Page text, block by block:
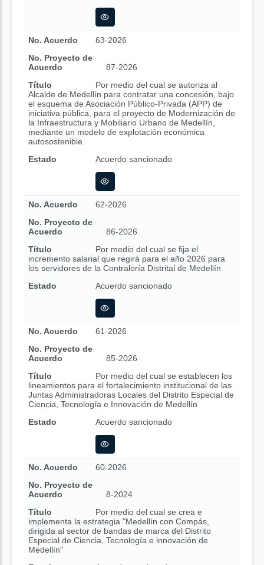
No. Acuerdo
63-2026
No. Proyecto de
Acuerdo
87-2026
Título
Por medio del cual se autoriza al
Alcalde de Medellín para contratar una concesión, bajo
el esquema de Asociación Público-Privada (APP) de
iniciativa pública, para el proyecto de Modernización de
la Infraestructura y Mobiliario Urbano de Medellín,
mediante un modelo de explotación económica
autosostenible.
Estado
Acuerdo sancionado
No. Acuerdo
62-2026
No. Proyecto de
Acuerdo
86-2026
Título
Por medio del cual se fija el
incremento salarial que regirá para el año 2026 para
los servidores de la Contraloría Distrital de Medellín
Estado
Acuerdo sancionado
No. Acuerdo
61-2026
No. Proyecto de
Acuerdo
85-2026
Título
Por medio del cual se establecen los
lineamientos para el fortalecimiento institucional de las
Juntas Administradoras Locales del Distrito Especial de
Ciencia, Tecnología e Innovación de Medellín
Estado
Acuerdo sancionado
No. Acuerdo
60-2026
No. Proyecto de
Acuerdo
8-2024
Título
Por medio del cual se crea e
implementa la estrategia "Medellín con Compás,
dirigida al sector de bandas de marca del Distrito
Especial de Ciencia, Tecnología e innovación de
Medellín"